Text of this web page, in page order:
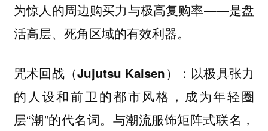
为惊人的周边购买力与极高复购率——是盘
活高层、死角区域的有效利器。
咒术回战（Jujutsu Kaisen）： 以极具张力
的人设和前卫的都市风格，成为年轻圈
层“潮”的代名词。与潮流服饰矩阵式联名，